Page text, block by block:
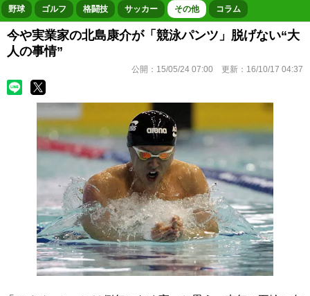
ボートレース 競輪 オートレース
野球 ゴルフ 格闘技 サッカー その他 コラム
今や実業家の北島康介が「競泳パンツ」脱げない“大
人の事情”
公開： 15/05/24 07:00 更新： 16/10/17 04:37